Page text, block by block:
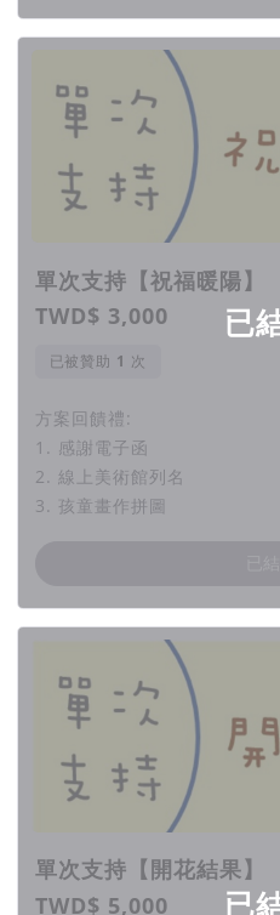
☼期待透過小畫家培育與線上美
共同成長的雙贏結果!
☼也期待協會所散發出的溫暖可
一起加入小美
▍風險與變數
起，並協助產品出貨、寄送服
公司」負責行銷策劃。 （計畫客
adhd.home88@gmail.com）
此專案的支持者，期間有任何
們聯繫，再次感謝大家的支持。
▍聯絡我們
媒體朋友如有報導、採訪需求，
adhd.home88@gmail.com，
或使用官方網站或臉書粉絲專
已
單次支持【祝福暖陽】
TWD$ 3,000
已被贊助 次
方案回饋禮:
1. 感謝電子函
2. 線上美術館列名
3. 孩童畫作拼圖
已
單次支持【開花結果】
TWD$ 5,000